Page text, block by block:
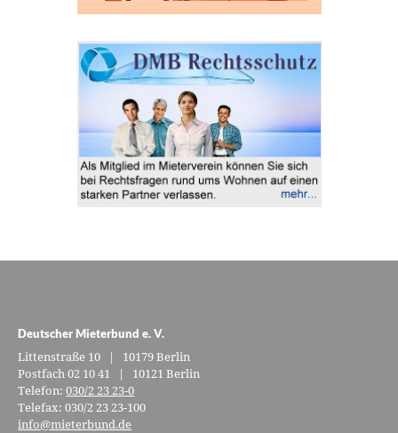
Deutscher Mieterbund e. V.
Littenstraße 10 | 10179 Berlin
Postfach 02 10 41 | 10121 Berlin
Telefon:030/2 23 23-0
Telefax: 030/2 23 23-100
info@mieterbund.de